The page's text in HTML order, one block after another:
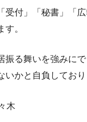
受付」「秘書」「
。
振る舞いを強みに
かと自負しており